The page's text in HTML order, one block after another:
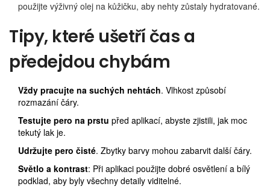
použijte výživný olej na kůžičku, aby nehty zůstaly hydratované.
Tipy, které ušetří čas a
předejdou chybám
Vždy pracujte na suchých nehtách. Vlhkost způsobí
rozmazání čáry.
Testujte pero na prstu před aplikací, abyste zjistili, jak moc
tekutý lak je.
Udržujte pero čisté. Zbytky barvy mohou zabarvit další čáry.
Světlo a kontrast: Při aplikaci použijte dobré osvětlení a bílý
podklad, aby byly všechny detaily viditelné.